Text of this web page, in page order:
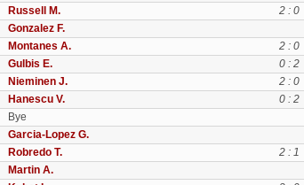
Russell M.
2 : 0
Gonzalez F.
Montanes A.
2 : 0
Gulbis E.
0 : 2
Nieminen J.
2 : 0
Hanescu V.
0 : 2
Bye
Garcia-Lopez G.
Robredo T.
2 : 1
Martin A.